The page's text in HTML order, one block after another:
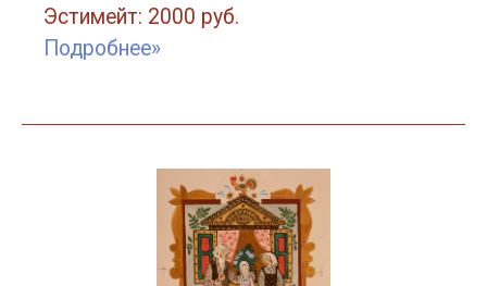
Эстимейт: 2000 руб.
Подробнее»